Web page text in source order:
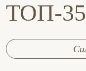
ТОП-35